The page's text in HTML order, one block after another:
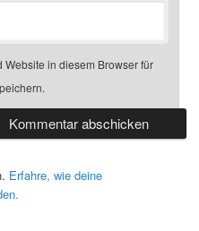
Website in diesem Browser für
Erfahre, wie deine